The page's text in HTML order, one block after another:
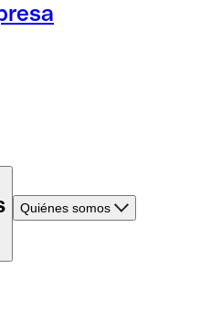
Quiénes somos